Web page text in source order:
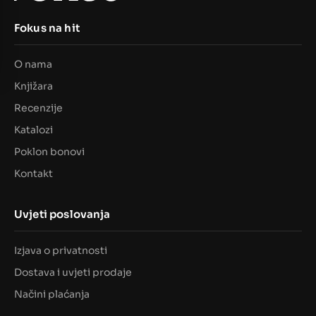
Fokus na hit
O nama
Knjižara
Recenzije
Katalozi
Poklon bonovi
Kontakt
Uvjeti poslovanja
Izjava o privatnosti
Dostava i uvjeti prodaje
Načini plaćanja